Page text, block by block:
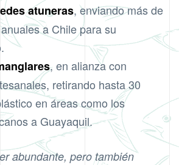
atuneras, enviando más de
a Chile para su
, en alianza con
retirando hasta 30
en áreas como los
a Guayaquil.
abundante, pero también